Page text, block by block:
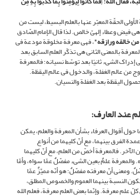
الحقّة المعبّر عنها بالعلم البسیط، لیست من
هی فیض وعطاء إلهیّ خالص. لذا قال الإمام الصّادق
خالقه ورازقه"، فهی معرفة مخلوقة مودعة فی
بالمعنى الثانی هی تذکّر العلم السابق بعد
الشیء ثانیًا بعد توسّط نسیانه؛ فالمعرفة
من عالم الغفلة، والدخول فی عالم الیقظة.
الیقظة بعد الغفلة والنسیان.
عند العارف:
حول أقوال العرفاء بشأن المعرفة والعلم، یمکن
الفرق بینهما، مع أنّ کلیهما من أنواع
فالمعرفة أخصّ من العلم، مع أنّ کلیهما
والمعرفة علمٌ بعین الشیء مفصّلٌ عمّا سواه، وأمّا
ومعنى أنّ معرفته مفصّلٌ؛ هو أنّه ممیَّزٌ عمّا
النسبة بینهما العموم والخصوص المطلق،
معرفة. وإنّما بعض العلم معرفة، فعلم الله